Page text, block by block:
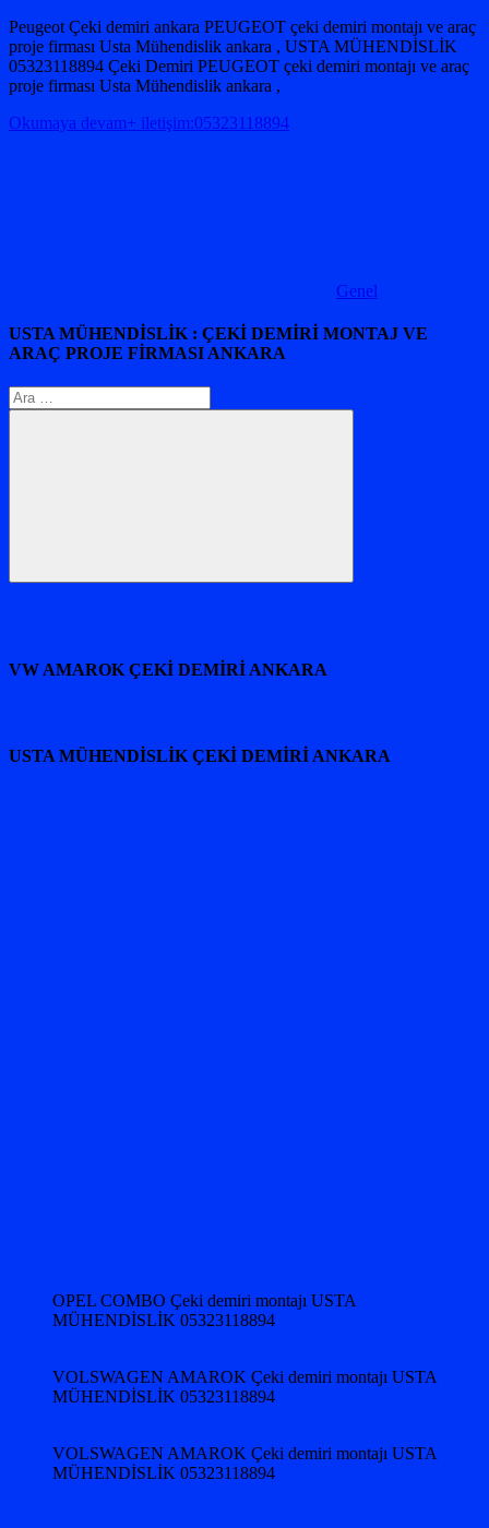
Peugeot Çeki demiri ankara PEUGEOT çeki demiri montajı ve araç
proje firması Usta Mühendislik ankara , USTA MÜHENDİSLİK
05323118894 Çeki Demiri PEUGEOT çeki demiri montajı ve araç
proje firması Usta Mühendislik ankara ,
Okumaya devam+ iletişim:05323118894
Genel
USTA MÜHENDİSLİK : ÇEKİ DEMİRİ MONTAJ VE
ARAÇ PROJE FİRMASI ANKARA
Arama:
Ara
VW AMAROK ÇEKİ DEMİRİ ANKARA
USTA MÜHENDİSLİK ÇEKİ DEMİRİ ANKARA
OPEL COMBO Çeki demiri montajı USTA
MÜHENDİSLİK 05323118894
VOLSWAGEN AMAROK Çeki demiri montajı USTA
MÜHENDİSLİK 05323118894
VOLSWAGEN AMAROK Çeki demiri montajı USTA
MÜHENDİSLİK 05323118894